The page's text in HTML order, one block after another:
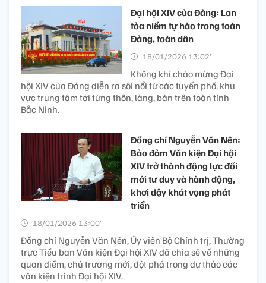
Đại hội XIV của Đảng: Lan
tỏa niềm tự hào trong toàn
Đảng, toàn dân
18/01/2026 13:02’
Không khí chào mừng Đại
hội XIV của Đảng diễn ra sôi nổi từ các tuyến phố, khu
vực trung tâm tới từng thôn, làng, bản trên toàn tỉnh
Bắc Ninh.
Đồng chí Nguyễn Văn Nên:
Bảo đảm Văn kiện Đại hội
XIV trở thành động lực đổi
mới tư duy và hành động,
khơi dậy khát vọng phát
triển
18/01/2026 13:00’
Đồng chí Nguyễn Văn Nên, Ủy viên Bộ Chính trị, Thường
trực Tiểu ban Văn kiện Đại hội XIV đã chia sẻ về những
quan điểm, chủ trương mới, đột phá trong dự thảo các
văn kiện trình Đại hội XIV.